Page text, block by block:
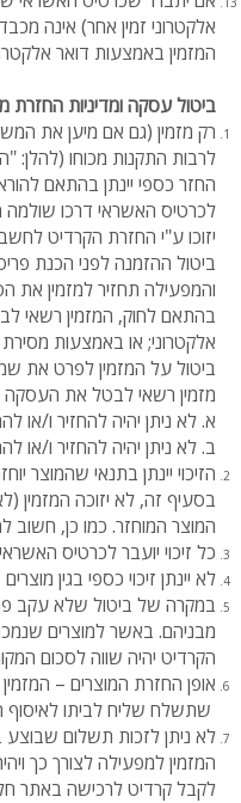
אלקטרוני זמין אחר) אינה
המזמין באמצעות דואר
ביטול עסקה ומדיניות החזרת
לרבות התקנות מכוחו (להלן:
החזר כספי יינתן בהתאם
לכרטיס האשראי דרכו
יזוכו ע"י החזרת הקרדיט
ביטול ההזמנה לפני הכנת
והמפעילה תחזיר למזמין את
בהתאם לחוק, המזמין רשאי
אלקטרוני; או באמצעות
ביטול על המזמין לפרט את
מזמין רשאי לבטל את העסקה ולקבל החזר כספי
א. לא ניתן יהיה להחזיר ו/או
ב. לא ניתן יהיה להחזיר ו/או
הזיכוי יינתן בתנאי שהמוצר
בסעיף זה, לא יזוכה המזמין
המוצר המוחזר. כמו כן, חשוב
כל זיכוי יועבר לכרטיס
לא יינתן זיכוי כספי בגין
מבניהם. באשר למוצרים
הקרדיט יהיה שווה לסכום
אופן החזרת המוצרים –
שתשלח שליח לביתו לאיסוף
לא ניתן לזכות תשלום שבוצע
המזמין למפעילה לצורך כך
לקבל קרדיט לרכישה באתר